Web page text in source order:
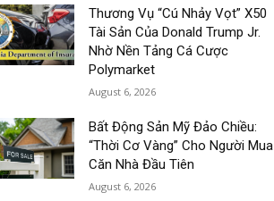
Thương Vụ “Cú Nhảy Vọt” X50
Tài Sản Của Donald Trump Jr.
Nhờ Nền Tảng Cá Cược
Polymarket
August 6, 2026
Bất Động Sản Mỹ Đảo Chiều:
“Thời Cơ Vàng” Cho Người Mua
Căn Nhà Đầu Tiên
August 6, 2026